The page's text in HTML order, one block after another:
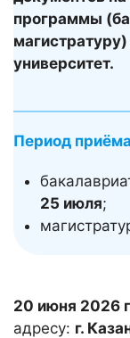
программы
университет.
Период
25 июля;
20 июня 2026
адресу: г.